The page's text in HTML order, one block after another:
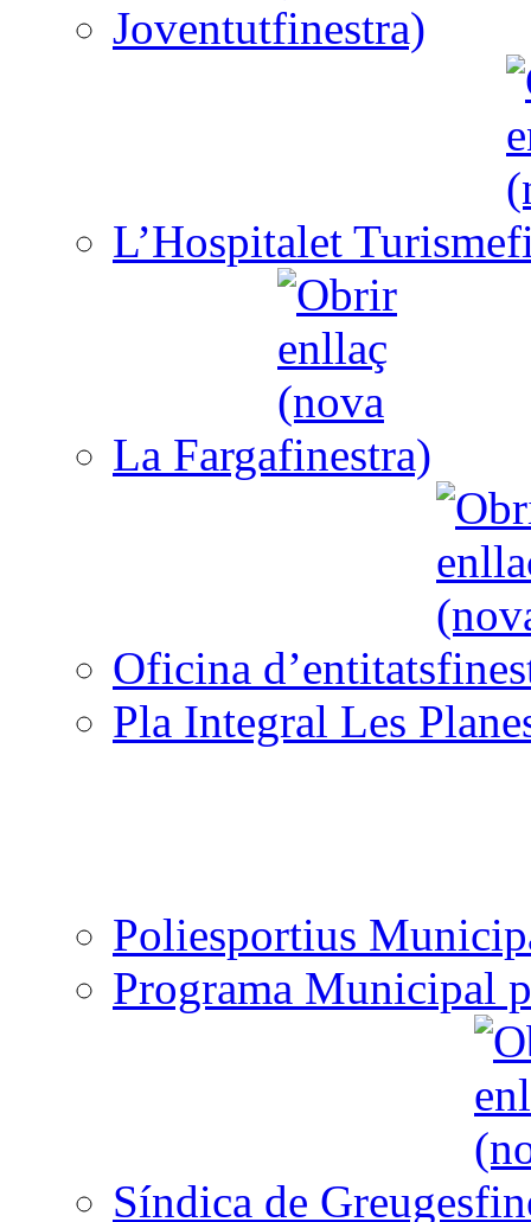
Joventut
L’Hospitalet Turisme
La Farga
Oficina d’entitats
Pla Integral Les
Poliesportius
Programa Municipal
Síndica de Greuges